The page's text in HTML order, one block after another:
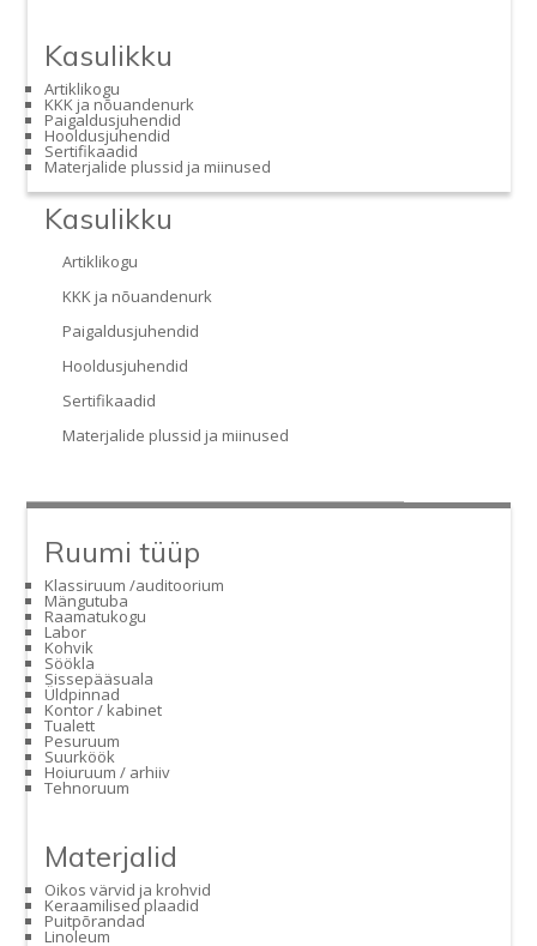
Kasulikku
Artiklikogu
KKK ja nõuandenurk
Paigaldusjuhendid
Hooldusjuhendid
Sertifikaadid
Materjalide plussid ja miinused
Kasulikku
Artiklikogu
KKK ja nõuandenurk
Paigaldusjuhendid
Hooldusjuhendid
Sertifikaadid
Materjalide plussid ja miinused
Ruumi tüüp
Klassiruum /auditoorium
Mängutuba
Raamatukogu
Labor
Kohvik
Söökla
Sissepääsuala
Üldpinnad
Kontor / kabinet
Tualett
Pesuruum
Suurköök
Hoiuruum / arhiiv
Tehnoruum
Materjalid
Oikos värvid ja krohvid
Keraamilised plaadid
Puitpõrandad
Linoleum